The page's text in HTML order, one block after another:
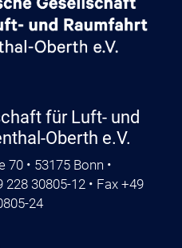
für Luft- und
Oberth e.V.
• 53175 Bonn •
228 30805-12 • Fax +49
24